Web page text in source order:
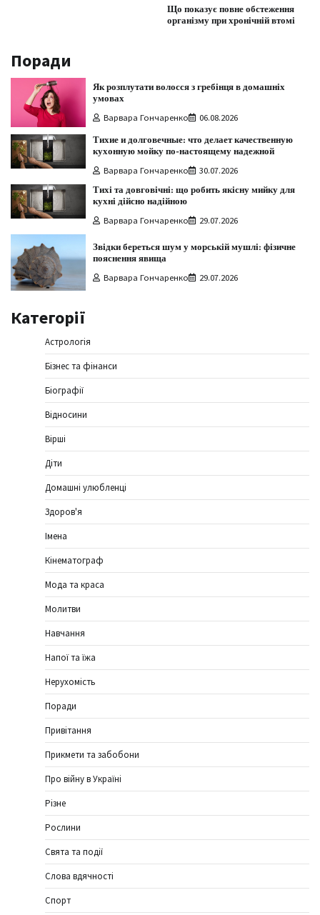
Що показує повне обстеження
організму при хронічній втомі
Поради
Як розплутати волосся з гребінця в домашніх
умовах
Варвара Гончаренко 06.08.2026
Тихие и долговечные: что делает качественную
кухонную мойку по-настоящему надежной
Варвара Гончаренко 30.07.2026
Тихі та довговічні: що робить якісну мийку для
кухні дійсно надійною
Варвара Гончаренко 29.07.2026
Звідки береться шум у морській мушлі: фізичне
пояснення явища
Варвара Гончаренко 29.07.2026
Категорії
Астрологія
Бізнес та фінанси
Біографії
Відносини
Вірші
Діти
Домашні улюбленці
Здоров'я
Імена
Кінематограф
Мода та краса
Молитви
Навчання
Напої та їжа
Нерухомість
Поради
Привітання
Прикмети та забобони
Про війну в Україні
Різне
Рослини
Свята та події
Слова вдячності
Спорт